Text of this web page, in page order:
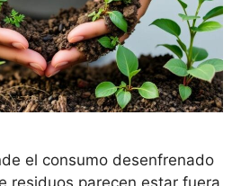
el consumo desenfrenado
residuos parecen estar fuera